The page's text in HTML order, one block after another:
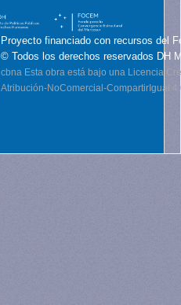
Proyecto financiado con recursos del
© Todos los derechos reservados DH
cbna Esta obra está bajo una Licencia
Atribución-NoComercial-CompartirIgual